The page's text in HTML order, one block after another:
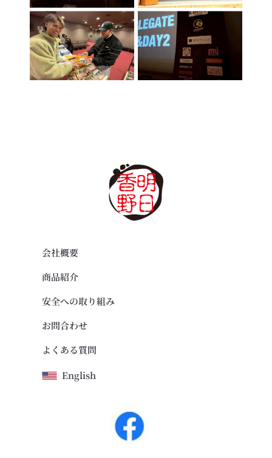
会社概要
商品紹介
安全への取り組み
お問合わせ
よくある質問
English